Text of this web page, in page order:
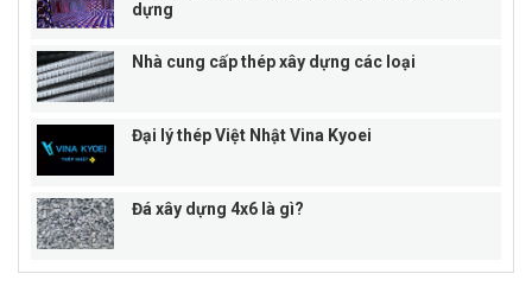
dựng
Nhà cung cấp thép xây dựng các loại
Đại lý thép Việt Nhật Vina Kyoei
Đá xây dựng 4x6 là gì?